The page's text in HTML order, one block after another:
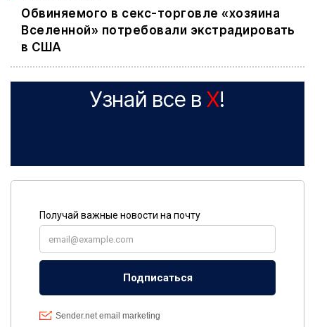
Обвиняемого в секс-торговле «хозяина
Вселенной» потребовали экстрадировать
в США
Узнай все в X!